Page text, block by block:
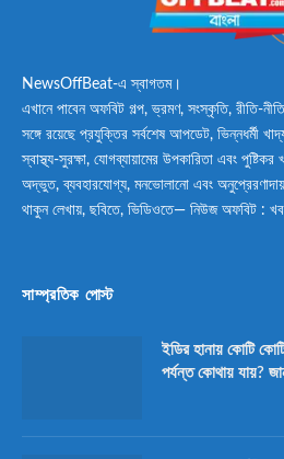
NewsOffBeat-এ স্বাগতম।
এখানে পাবেন অফবিট গল্প, ভ্রমণ, সংস্কৃতি, রীতি-
সঙ্গে রয়েছে প্রযুক্তির সর্বশেষ আপডেট, ভিন্নধর্মী
স্বাস্থ্য-সুরক্ষা, যোগব্যায়ামের উপকারিতা এবং
অদ্ভুত, ব্যবহারযোগ্য, মনভোলানো এবং
থাকুন লেখায়, ছবিতে, ভিডিওতে— নিউজ অফবিট :
সাম্প্রতিক পোস্ট
ইডির হানায় কোটি
পর্যন্ত কোথায় যায়?